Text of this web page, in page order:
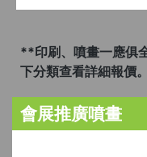
**印刷、噴畫一應俱
下分類查看詳細報價
會展推廣噴畫